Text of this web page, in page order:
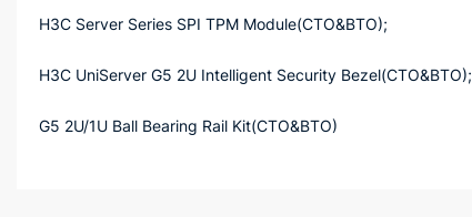
H3C Server Series SPI TPM Module(CTO&BTO);
H3C UniServer G5 2U Intelligent Security Bezel(CTO&BTO);
G5 2U/1U Ball Bearing Rail Kit(CTO&BTO)